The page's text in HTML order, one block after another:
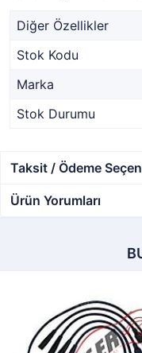
Diğer Özellikler
Stok Kodu
Marka
Stok Durumu
Taksit / Ödeme
Ürün Yorumları